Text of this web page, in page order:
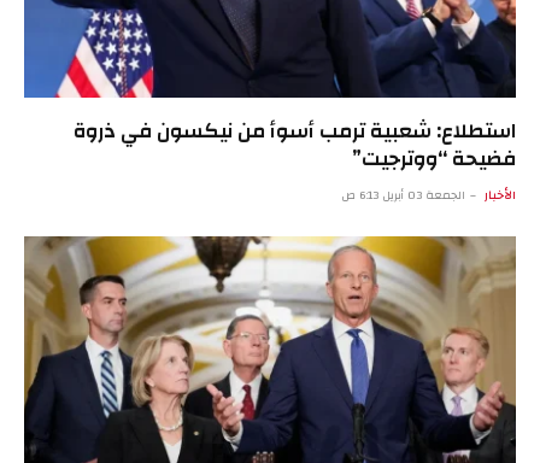
استطلاع: شعبية ترمب أسوأ من نيكسون في ذروة
فضيحة “ووترجيت”
الأخبار الجمعة 03 أبريل 6:13 ص